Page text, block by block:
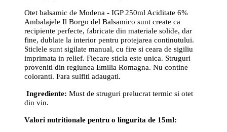
Otet balsamic de Modena - IGP 250ml Aciditate 6%
Ambalajele Il Borgo del Balsamico sunt create ca
recipiente perfecte, fabricate din materiale solide, dar
fine, dublate la interior pentru protejarea continutului.
Sticlele sunt sigilate manual, cu fire si ceara de sigiliu
imprimata in relief. Fiecare sticla este unica. Struguri
proveniti din regiunea Emilia Romagna. Nu contine
coloranti. Fara sulfiti adaugati.
Ingrediente: Must de struguri prelucrat termic si otet
din vin.
Valori nutritionale pentru o lingurita de 15ml: